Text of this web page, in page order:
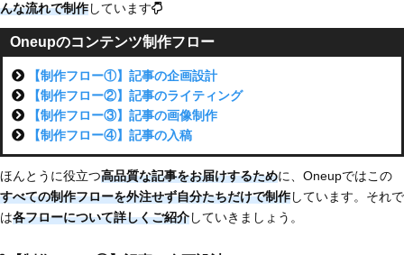
んな流れで制作しています
Oneupのコンテンツ制作フロー
【制作フロー①】記事の企画設計
【制作フロー②】記事のライティング
【制作フロー③】記事の画像制作
【制作フロー④】記事の入稿
ほんとうに役立つ高品質な記事をお届けするために、Oneupではこの
すべての制作フローを外注せず自分たちだけで制作しています。それで
は各フローについて詳しくご紹介していきましょう。